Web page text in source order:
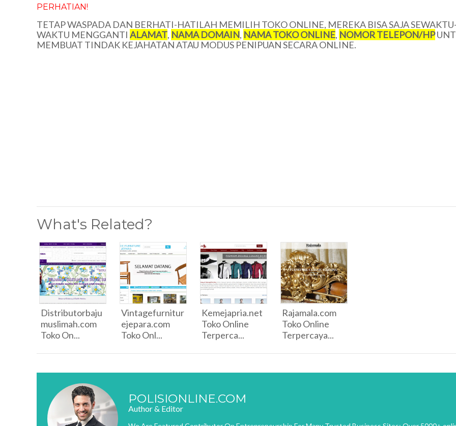
PERHATIAN!
TETAP WASPADA DAN BERHATI-HATILAH MEMILIH TOKO ONLINE, MEREKA BISA SAJA
WAKTU MENGGANTI ALAMAT, NAMA DOMAIN, NAMA TOKO ONLINE, NOMOR TELEPON/HP
MEMBUAT TINDAK KEJAHATAN ATAU MODUS PENIPUAN SECARA ONLINE.
What's Related?
Distributorbaju
muslimah.com
Toko On...
Vintagefurnitur
ejepara.com
Toko Onl...
Kemejapria.net
Toko Online
Terperca...
Rajamala.com
Toko Online
Terpercaya...
POLISIONLINE.COM
Author & Editor